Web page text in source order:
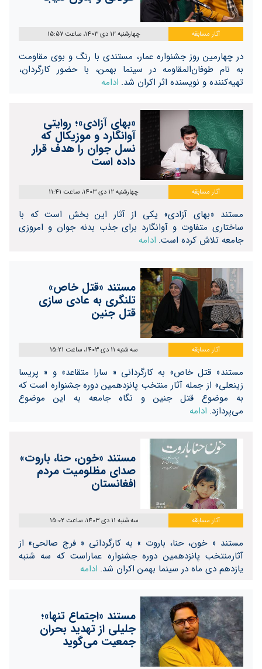
آثار مسابقه چهارشنبه 12 دی 1403، ساعت 15:57
در چهارمین روز جشنواره عمار، مستندی با رنگ و بوی مقاومت
به نام طوفان‌المقاومه در سینما بهمن، با حضور کارگردان،
تهیه‌کننده و نویسنده اثر اکران شد. ادامه
«بهای آزادی»؛ روایتی
آوانگارد و موزیکال که
نسل جوان را هدف قرار
داده است
آثار مسابقه چهارشنبه 12 دی 1403، ساعت 11:41
مستند «بهای آزادی» یکی از آثار این بخش است که با
ساختاری متفاوت و آوانگارد برای جذب بدنه جوان و امروزی
جامعه تلاش کرده است. ادامه
مستند «قتل خاص»
تلنگری به عادی سازی
قتل جنین
آثار مسابقه سه شنبه 11 دی 1403، ساعت 15:21
مستند« قتل خاص» به کارگردانی « سارا متقاعد» و « پریسا
زینعلی» از جمله آثار منتخب پانزدهمین دوره جشنواره است که
به موضوع قتل جنین و نگاه جامعه به این موضوع
می‌پردازد. ادامه
مستند «خون، حنا، باروت»
صدای مظلومیت مردم
افغانستان
آثار مسابقه سه شنبه 11 دی 1403، ساعت 15:02
مستند « خون، حنا، باروت » به کارگردانی « فرج صالحی» از
آثارمنتخب پانزدهمین دوره جشنواره عماراست که سه شنبه
یازدهم دی ماه در سینما بهمن اکران شد. ادامه
مستند «اجتماع تنها»؛
جلیلی از تهدید بحران
جمعیت می‌گوید